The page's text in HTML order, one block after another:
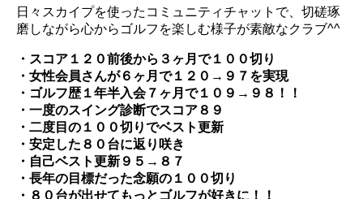
日々スカイプを使ったコミュニティチャットで、切磋琢
磨しながら心からゴルフを楽しむ様子が素敵なクラブ^^
・スコア１２０前後から３ヶ月で１００切り
・女性会員さんが６ヶ月で１２０→９７を実現
・ゴルフ歴１年半入会７ヶ月で１０９→９８！！
・一度のスイング診断でスコア８９
・二度目の１００切りでベスト更新
・安定した８０台に返り咲き
・自己ベスト更新９５→８７
・長年の目標だった念願の１００切り
・８０台が出せてもっとゴルフが好きに！！